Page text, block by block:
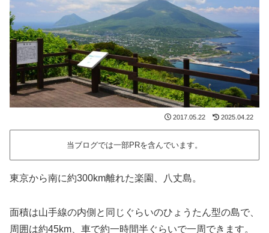
2017.05.22 2025.04.22
当ブログでは一部PRを含んでいます。
東京から南に約300km離れた楽園、八丈島。
面積は山手線の内側と同じぐらいのひょうたん型の島で、
周囲は約45km、車で約一時間半ぐらいで一周できます。